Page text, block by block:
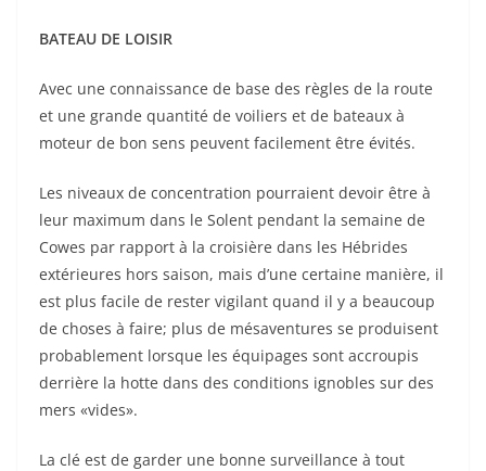
BATEAU DE LOISIR
Avec une connaissance de base des règles de la route
et une grande quantité de voiliers et de bateaux à
moteur de bon sens peuvent facilement être évités.
Les niveaux de concentration pourraient devoir être à
leur maximum dans le Solent pendant la semaine de
Cowes par rapport à la croisière dans les Hébrides
extérieures hors saison, mais d’une certaine manière, il
est plus facile de rester vigilant quand il y a beaucoup
de choses à faire; plus de mésaventures se produisent
probablement lorsque les équipages sont accroupis
derrière la hotte dans des conditions ignobles sur des
mers «vides».
La clé est de garder une bonne surveillance à tout